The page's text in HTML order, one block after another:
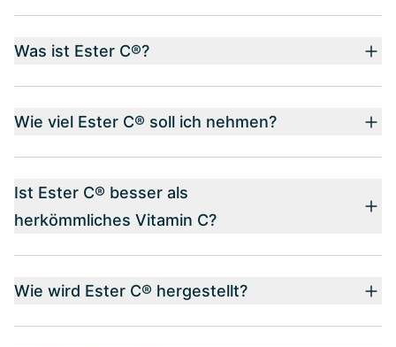
Was ist Ester C®?
Wie viel Ester C® soll ich nehmen?
Ist Ester C® besser als
herkömmliches Vitamin C?
Wie wird Ester C® hergestellt?